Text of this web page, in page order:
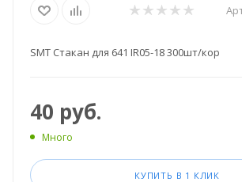
SMT Стакан для 641 IR05-18 300шт/кор
40 руб.
Много
КУПИТЬ В 1 КЛИК